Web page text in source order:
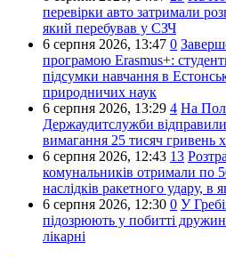
перевірки авто затримали
який перебував у СЗЧ
6 серпня 2026, 13:47 0
програмою Erasmus+:
підсумки навчання в
природничих наук
6 серпня 2026, 13:29 4 На
Держаудитслужби
вимагання 25 тисяч гривень
6 серпня 2026, 12:43 13
комунальників отримали по
наслідків ракетного удару, в
6 серпня 2026, 12:30 0 У
підозрюють у побитті
лікарні